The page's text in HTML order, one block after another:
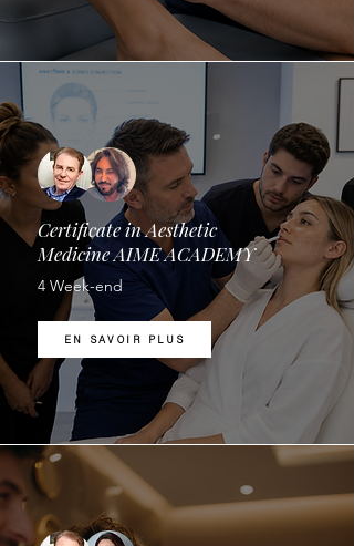
Certificate in Aesthetic
Medicine AIME ACADEMY
4 Week-end
EN SAVOIR PLUS